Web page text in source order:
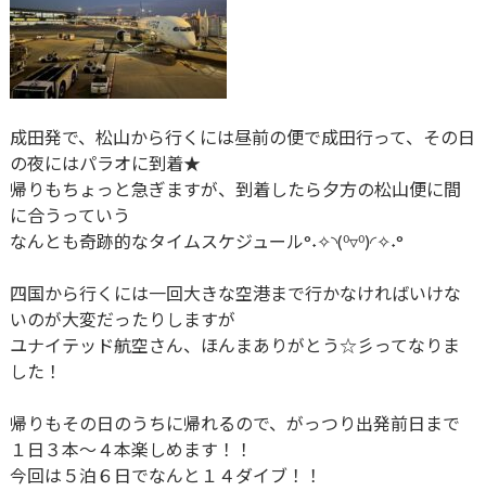
成田発で、松山から行くには昼前の便で成田行って、その日
の夜にはパラオに到着★
帰りもちょっと急ぎますが、到着したら夕方の松山便に間
に合うっていう
なんとも奇跡的なタイムスケジュール°˖✧◝(⁰▿⁰)◜✧˖°
四国から行くには一回大きな空港まで行かなければいけな
いのが大変だったりしますが
ユナイテッド航空さん、ほんまありがとう☆彡ってなりま
した！
帰りもその日のうちに帰れるので、がっつり出発前日まで
１日３本～４本楽しめます！！
今回は５泊６日でなんと１４ダイブ！！